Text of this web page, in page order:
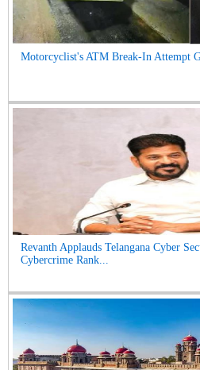
Motorcyclist's ATM Break-In Attempt
Revanth Applauds Telangana Cyber
Cybercrime Rank...